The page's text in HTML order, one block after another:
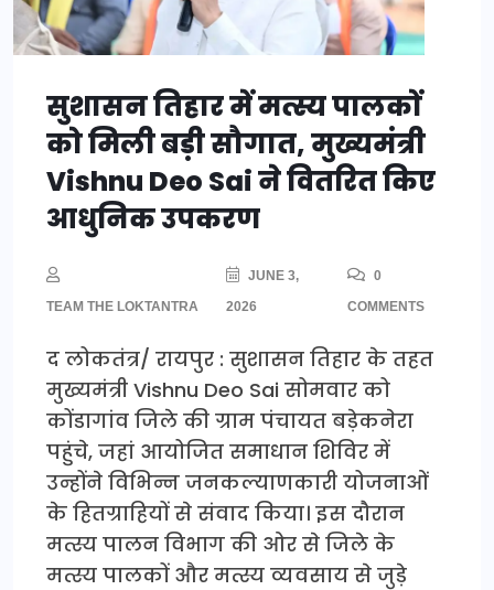
सुशासन तिहार में मत्स्य पालकों
को मिली बड़ी सौगात, मुख्यमंत्री
Vishnu Deo Sai ने वितरित किए
आधुनिक उपकरण
TEAM THE LOKTANTRA
JUNE 3,
2026
0
COMMENTS
द लोकतंत्र/ रायपुर : सुशासन तिहार के तहत
मुख्यमंत्री Vishnu Deo Sai सोमवार को
कोंडागांव जिले की ग्राम पंचायत बड़ेकनेरा
पहुंचे, जहां आयोजित समाधान शिविर में
उन्होंने विभिन्न जनकल्याणकारी योजनाओं
के हितग्राहियों से संवाद किया। इस दौरान
मत्स्य पालन विभाग की ओर से जिले के
मत्स्य पालकों और मत्स्य व्यवसाय से जुड़े